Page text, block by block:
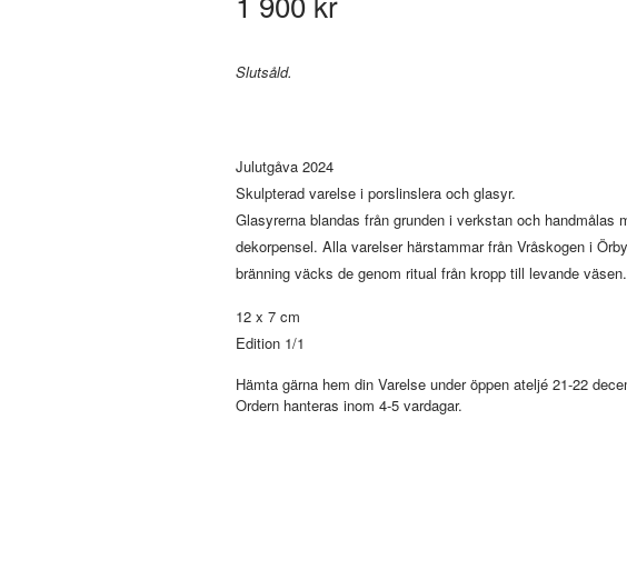
Slutsåld.
Julutgåva 2024
Skulpterad varelse i porslinslera och glasyr.
Glasyrerna blandas från grunden i verkstan och handmålas
dekorpensel. Alla varelser härstammar från Vråskogen i
bränning väcks de genom ritual från kropp till levande
12 x 7 cm
Edition 1/1
Hämta gärna hem din Varelse under öppen ateljé 21-22
Ordern hanteras inom 4-5 vardagar.